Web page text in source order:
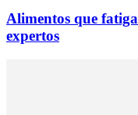
Alimentos que
expertos